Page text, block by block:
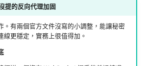
提的反向代理加固
。有兩個官方文件沒寫的小調整，能讓秘密
線更穩定，實務上很值得加。